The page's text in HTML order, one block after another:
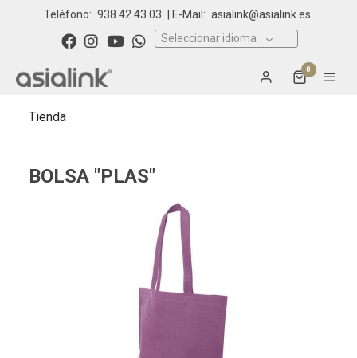
Teléfono: 938 42 43 03 | E-Mail: asialink@asialink.es
Seleccionar idioma
0
Tienda
BOLSA "PLAS"